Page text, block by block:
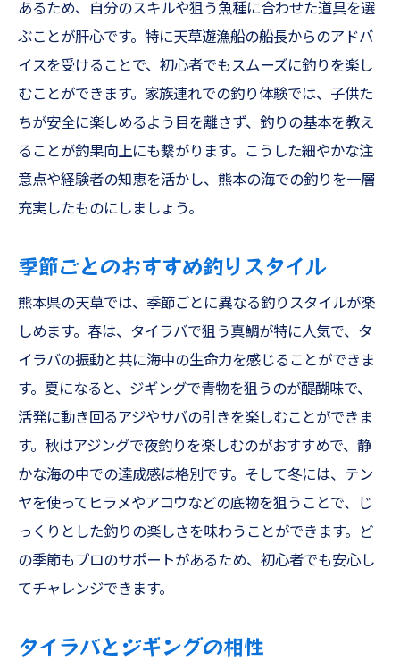
あるため、自分のスキルや狙う魚種に合わせた道具を選
ぶことが肝心です。特に天草遊漁船の船長からのアドバ
イスを受けることで、初心者でもスムーズに釣りを楽し
むことができます。家族連れでの釣り体験では、子供た
ちが安全に楽しめるよう目を離さず、釣りの基本を教え
ることが釣果向上にも繋がります。こうした細やかな注
意点や経験者の知恵を活かし、熊本の海での釣りを一層
充実したものにしましょう。
季節ごとのおすすめ釣りスタイル
熊本県の天草では、季節ごとに異なる釣りスタイルが楽
しめます。春は、タイラバで狙う真鯛が特に人気で、タ
イラバの振動と共に海中の生命力を感じることができま
す。夏になると、ジギングで青物を狙うのが醍醐味で、
活発に動き回るアジやサバの引きを楽しむことができま
す。秋はアジングで夜釣りを楽しむのがおすすめで、静
かな海の中での達成感は格別です。そして冬には、テン
ヤを使ってヒラメやアコウなどの底物を狙うことで、じ
っくりとした釣りの楽しさを味わうことができます。ど
の季節もプロのサポートがあるため、初心者でも安心し
てチャレンジできます。
タイラバとジギングの相性